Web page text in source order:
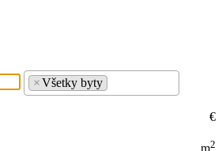
×Všetky byty
€
2